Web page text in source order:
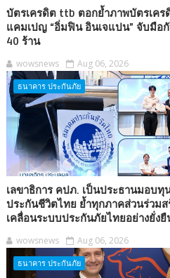
บัตรเครดิต ttb ตอกย้ำภาพบัตรเคร
แคมเปญ “อิ่มฟิน อินเจแปน” จับมือ
40 ร้าน
wowsnews Aug 06, 2026
ธนาคาร ประกันภัย
เลขาธิการ คปภ. เป็นประธานมอบทุ
ประกันชีวิตไทย ย้ำทุกภาคส่วนร่วม
เคลื่อนระบบประกันภัยไทยอย่างยั่งยื
wowsnews Aug 06, 2026
ธนาคาร ประกันภัย